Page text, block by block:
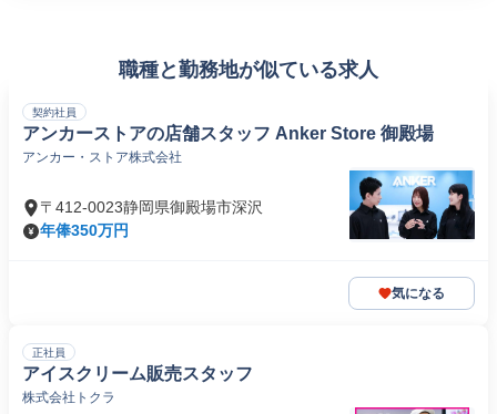
職種と勤務地が似ている求人
契約社員
アンカーストアの店舗スタッフ Anker Store 御殿場
アンカー・ストア株式会社
〒412-0023静岡県御殿場市深沢
年俸350万円
気になる
正社員
アイスクリーム販売スタッフ
株式会社トクラ